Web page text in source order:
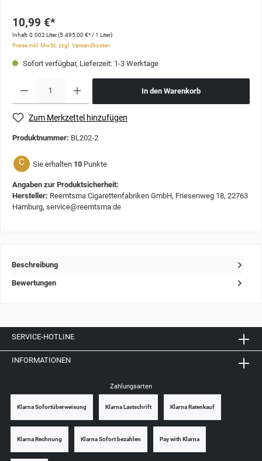
10,99 €*
Inhalt:0.002 Liter(5.495,00 €* / 1 Liter)
Preise inkl. MwSt. zzgl. Versandkosten
Sofort verfügbar, Lieferzeit: 1-3 Werktage
In den Warenkorb
Zum Merkzettel hinzufügen
Produktnummer: BL202-2
C Sie erhalten 10 Punkte
Angaben zur Produktsicherheit:
Hersteller: Reemtsma Cigarettenfabriken GmbH, Friesenweg 18, 22763
Hamburg, service@reemtsma.de
Beschreibung
Bewertungen
SERVICE-HOTLINE
INFORMATIONEN
Zahlungsarten
Klarna Sofortüberweisung Klarna Lastschrift Klarna Ratenkauf
Klarna Rechnung Klarna Sofort bezahlen Pay with Klarna